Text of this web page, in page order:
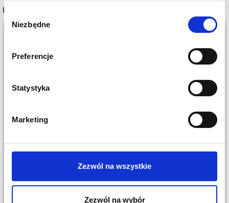
Wybór
zgody
Niezbędne
Preferencje
Statystyka
Marketing
Zezwól na wszystkie
Zezwól na wybór
INNI TEŻ WIDZIELI
Promocja
CHENILLE BIG
72,10 zł
31/08/2026
138,00 zł
Okazja